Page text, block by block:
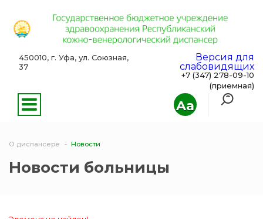
Aa
450010, г. Уфа, ул. Союзная,
37
Версия для
слабовидящих
+7 (347) 278-09-10
(приемная)
О диспансере Новости
Новости больницы